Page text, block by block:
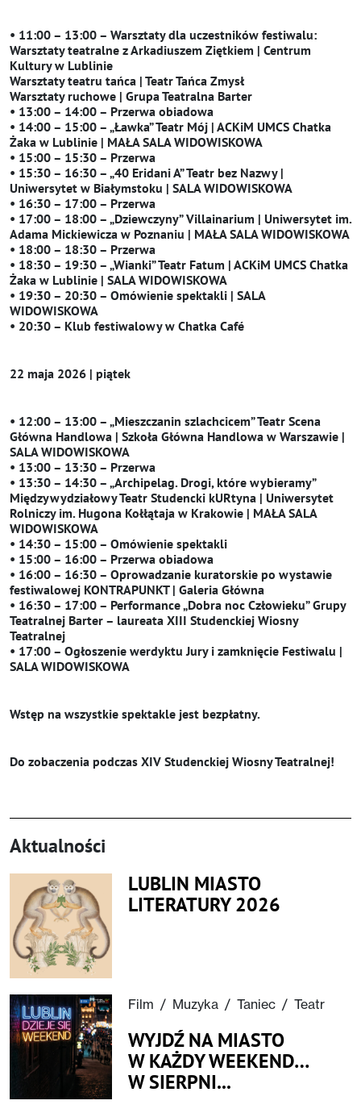
• 11:00 – 13:00 – Warsztaty dla uczestników festiwalu:
Warsztaty teatralne z Arkadiuszem Ziętkiem | Centrum
Kultury w Lublinie
Warsztaty teatru tańca | Teatr Tańca Zmysł
Warsztaty ruchowe | Grupa Teatralna Barter
• 13:00 – 14:00 – Przerwa obiadowa
• 14:00 – 15:00 – „Ławka” Teatr Mój | ACKiM UMCS Chatka
Żaka w Lublinie | MAŁA SALA WIDOWISKOWA
• 15:00 – 15:30 – Przerwa
• 15:30 – 16:30 – „40 Eridani A” Teatr bez Nazwy |
Uniwersytet w Białymstoku | SALA WIDOWISKOWA
• 16:30 – 17:00 – Przerwa
• 17:00 – 18:00 – „Dziewczyny” Villainarium | Uniwersytet im.
Adama Mickiewicza w Poznaniu | MAŁA SALA WIDOWISKOWA
• 18:00 – 18:30 – Przerwa
• 18:30 – 19:30 – „Wianki” Teatr Fatum | ACKiM UMCS Chatka
Żaka w Lublinie | SALA WIDOWISKOWA
• 19:30 – 20:30 – Omówienie spektakli | SALA
WIDOWISKOWA
• 20:30 – Klub festiwalowy w Chatka Café
22 maja 2026 | piątek
• 12:00 – 13:00 – „Mieszczanin szlachcicem” Teatr Scena
Główna Handlowa | Szkoła Główna Handlowa w Warszawie |
SALA WIDOWISKOWA
• 13:00 – 13:30 – Przerwa
• 13:30 – 14:30 – „Archipelag. Drogi, które wybieramy”
Międzywydziałowy Teatr Studencki kURtyna | Uniwersytet
Rolniczy im. Hugona Kołłątaja w Krakowie | MAŁA SALA
WIDOWISKOWA
• 14:30 – 15:00 – Omówienie spektakli
• 15:00 – 16:00 – Przerwa obiadowa
• 16:00 – 16:30 – Oprowadzanie kuratorskie po wystawie
festiwalowej KONTRAPUNKT | Galeria Główna
• 16:30 – 17:00 – Performance „Dobra noc Człowieku” Grupy
Teatralnej Barter – laureata XIII Studenckiej Wiosny
Teatralnej
• 17:00 – Ogłoszenie werdyktu Jury i zamknięcie Festiwalu |
SALA WIDOWISKOWA
Wstęp na wszystkie spektakle jest bezpłatny.
Do zobaczenia podczas XIV Studenckiej Wiosny Teatralnej!
Aktualności
LUBLIN MIASTO
LITERATURY 2026
Film / Muzyka / Taniec / Teatr
WYJDŹ NA MIASTO
W KAŻDY WEEKEND…
W SIERPNI...